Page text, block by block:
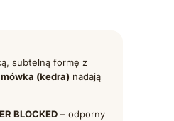
subtelną formę z
(kedra) nadają
BLOCKED– odporny